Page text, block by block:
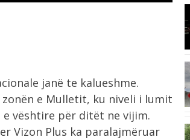
janë te kalueshme.
e Mulletit, ku niveli i lumit
vështire për ditët ne vijim.
Vizon Plus ka paralajmëruar
Ukraina godet rafineri ruse me dronë,
Moska...
6:58